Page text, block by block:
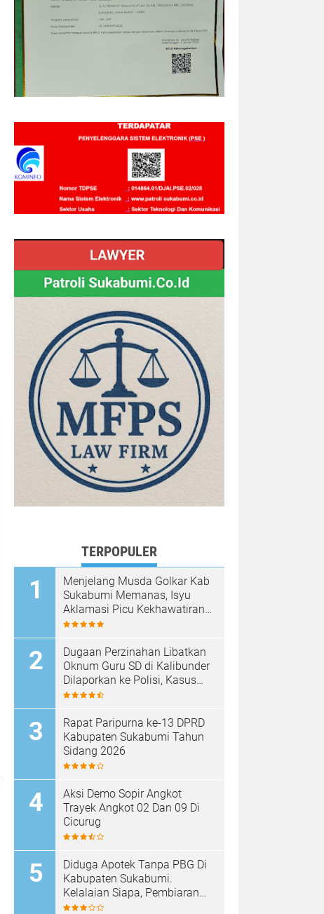
TERPOPULER
Menjelang Musda Golkar Kab
Sukabumi Memanas, Isyu
Aklamasi Picu Kekhawatiran
Melemahnya Demokrasi
Dugaan Perzinahan Libatkan
Oknum Guru SD di Kalibunder
Dilaporkan ke Polisi, Kasus
Ditangani Satreskrim Polres
Rapat Paripurna ke-13 DPRD
Kabupaten Sukabumi Tahun
Sidang 2026
Aksi Demo Sopir Angkot
Trayek Angkot 02 Dan 09 Di
Cicurug
Diduga Apotek Tanpa PBG Di
Kabupaten Sukabumi.
Kelalaian Siapa, Pembiaran
Siapa……?